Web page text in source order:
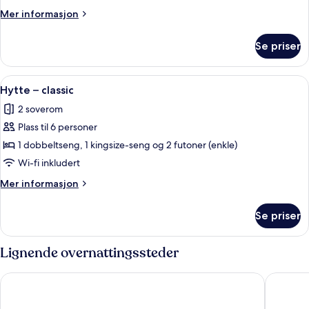
Mer informasjon
Mer
–
comfort
Se priser
Åpne
alle
bildene
av
Hytte
–
classic
Hytte – classic | Barnesenger og wi-fi
5
Hytte – classic
2 soverom
Plass til 6 personer
1 dobbeltseng, 1 kingsize-seng og 2 futoner (enkle)
Wi-fi inkludert
Mer informasjon
Mer
–
classic
Se priser
Lignende overnattingssteder
First Camp Bogense City Fyn